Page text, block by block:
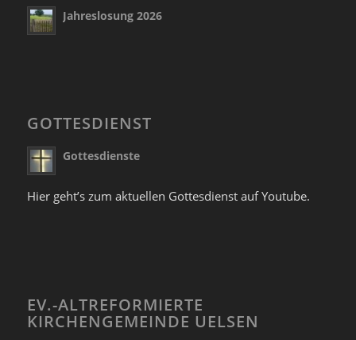
Jahreslosung 2026
GOTTESDIENST
Gottesdienste
Hier geht’s zum aktuellen Gottesdienst auf Youtube.
EV.-ALTREFORMIERTE
KIRCHENGEMEINDE UELSEN